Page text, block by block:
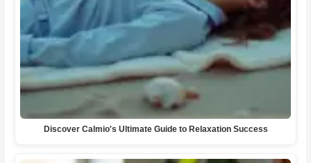
Discover Calmio's Ultimate Guide to Relaxation Success